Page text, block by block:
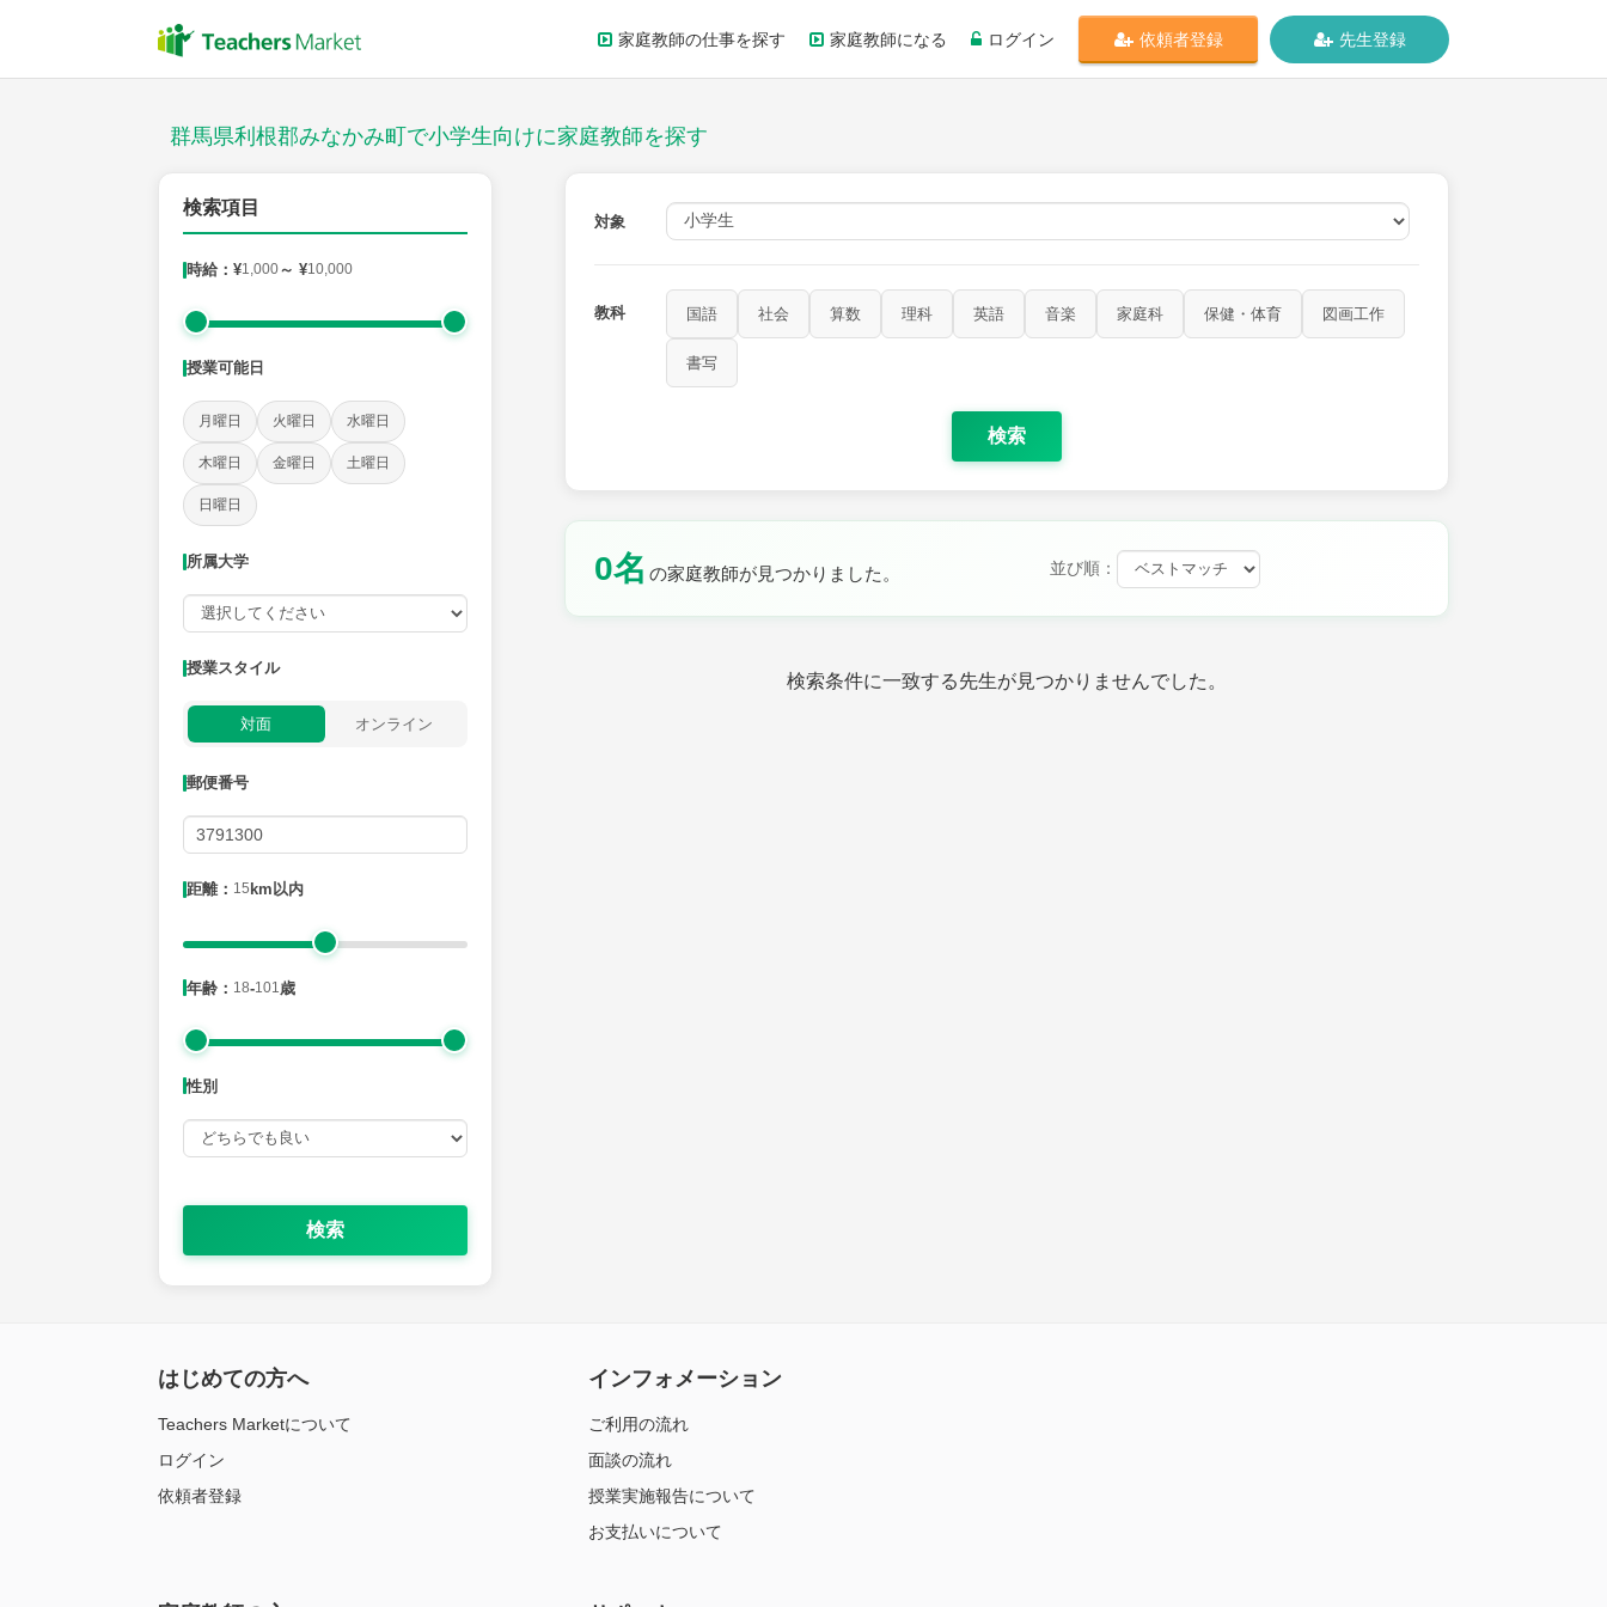
家庭教師の仕事を探す 家庭教師になる ログイン 依頼者登録 先生登録
群馬県利根郡みなかみ町で小学生向けに家庭教師を探す
検索項目
時給：¥1,000～ ¥10,000
授業可能日
月曜日 火曜日 水曜日
木曜日 金曜日 土曜日
日曜日
所属大学
授業スタイル
対面 オンライン
郵便番号
距離： 15 km以内
年齢： 18-101 歳
性別
検索
対象
教科 国語 社会 算数 理科 英語 音楽 家庭科 保健・体育 図画工作
書写
検索
0名 の家庭教師が見つかりました。 並び順：
検索条件に一致する先生が見つかりませんでした。
授業スタイル
社会 算数 理科
時給：¥1,000 ～ ¥10,000
授業可能日
月曜日 火曜日
距離：15km以内
年齢：18-101歳
はじめての方へ
Teachers Marketについて
ログイン
依頼者登録
インフォメーション
ご利用の流れ
面談の流れ
授業実施報告について
お支払いについて